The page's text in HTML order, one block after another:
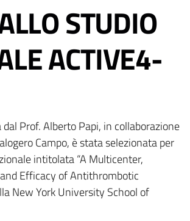
STUDIO
ACTIVE4-
Prof. Alberto Papi, in collaborazione
Campo, è stata selezionata per
intitolata “A Multicenter,
Efficacy of Antithrombotic
New York University School of